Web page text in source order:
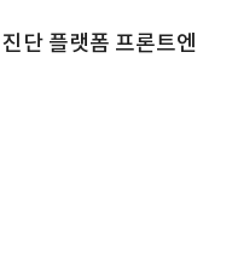
단 플랫폼 프론트엔